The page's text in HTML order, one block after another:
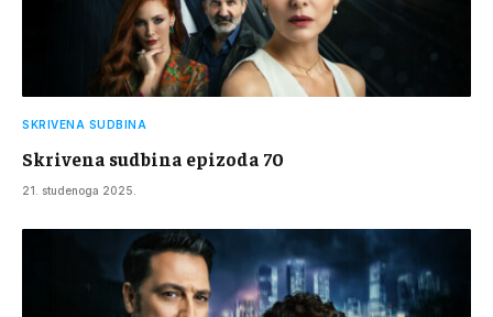
SKRIVENA SUDBINA
Skrivena sudbina epizoda 70
21. studenoga 2025.